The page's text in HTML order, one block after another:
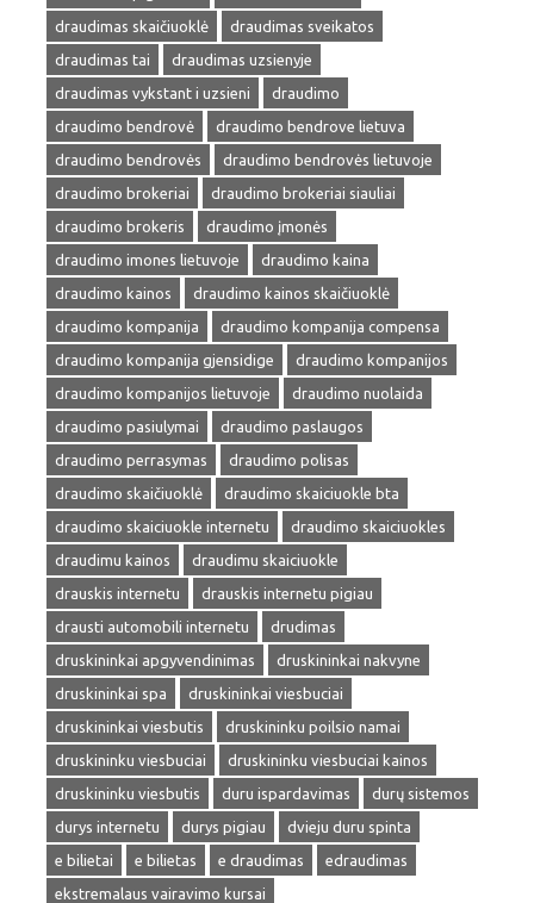
draudimas skaičiuoklė
draudimas sveikatos
draudimas tai
draudimas uzsienyje
draudimas vykstant i uzsieni
draudimo
draudimo bendrovė
draudimo bendrove lietuva
draudimo bendrovės
draudimo bendrovės lietuvoje
draudimo brokeriai
draudimo brokeriai siauliai
draudimo brokeris
draudimo įmonės
draudimo imones lietuvoje
draudimo kaina
draudimo kainos
draudimo kainos skaičiuoklė
draudimo kompanija
draudimo kompanija compensa
draudimo kompanija gjensidige
draudimo kompanijos
draudimo kompanijos lietuvoje
draudimo nuolaida
draudimo pasiulymai
draudimo paslaugos
draudimo perrasymas
draudimo polisas
draudimo skaičiuoklė
draudimo skaiciuokle bta
draudimo skaiciuokle internetu
draudimo skaiciuokles
draudimu kainos
draudimu skaiciuokle
drauskis internetu
drauskis internetu pigiau
drausti automobili internetu
drudimas
druskininkai apgyvendinimas
druskininkai nakvyne
druskininkai spa
druskininkai viesbuciai
druskininkai viesbutis
druskininku poilsio namai
druskininku viesbuciai
druskininku viesbuciai kainos
druskininku viesbutis
duru ispardavimas
durų sistemos
durys internetu
durys pigiau
dvieju duru spinta
e bilietai
e bilietas e draudimas
edraudimas
ekstremalaus vairavimo kursai